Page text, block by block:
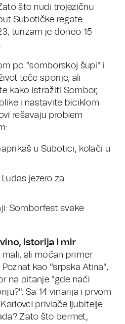
što nudi trojezičnu
Subotičke regate.
turizam je doneo 15
po "somborskoj šupi" i
teče sporije, ali
kako istražiti Sombor,
i nastavite biciklom
rešavaju problem
u Subotici, kolači u
jezero za
Somborfest svake
istorija i mir
mali, ali moćan primer
kao "srpska Atina",
na pitanje "gde naći
Sa 14 vinarija i prvom
privlače ljubitelje
Zato što bermet,